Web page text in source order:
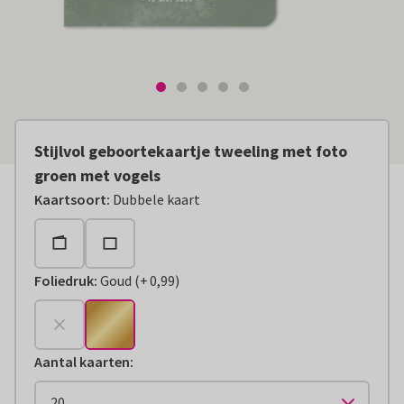
Stijlvol geboortekaartje tweeling met foto
groen met vogels
Kaartsoort: Dubbele kaart
Foliedruk: Goud (
+€ 0,99
+0,99)
Aantal kaarten: